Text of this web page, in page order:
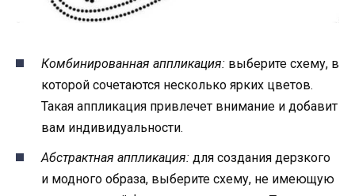
Комбинированная аппликация: выберите схему, в
которой сочетаются несколько ярких цветов.
Такая аппликация привлечет внимание и добавит
вам индивидуальности.
Абстрактная аппликация: для создания дерзкого
и модного образа, выберите схему, не имеющую